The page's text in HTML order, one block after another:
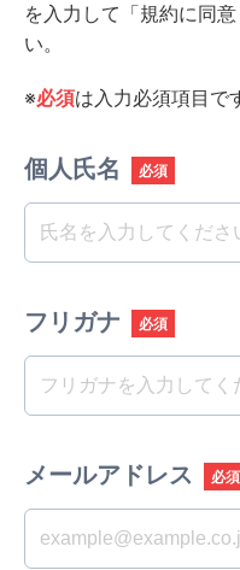
を入力して「規約に同
い。
※必須は入力必須項目で
個人氏名 必須
フリガナ 必須
メールアドレス 必須